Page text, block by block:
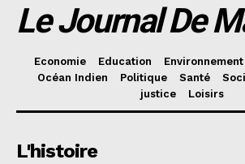
Le Journal De
Economie Education Environnement
Océan Indien
Politique Santé
justice
Loisirs
L'histoire